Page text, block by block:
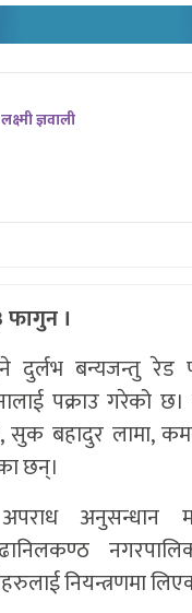
लक्ष्मी ज्ञवाली
फागुन ।
दुर्लभ बन्यजन्तु रेड
पक्राउ गरेको छ।
बहादुर लामा,
छन्।
अनुसन्धान
नियन्त्रणमा